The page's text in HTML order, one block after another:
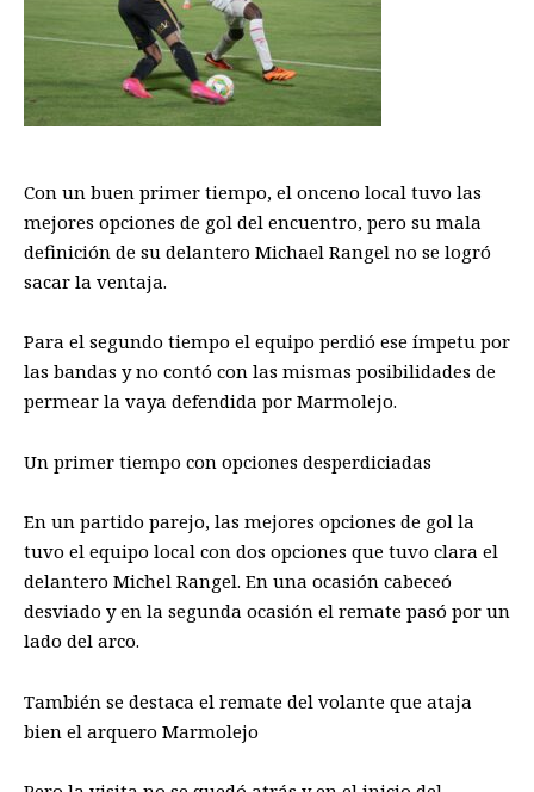
Con un buen primer tiempo, el onceno local tuvo las
mejores opciones de gol del encuentro, pero su mala
definición de su delantero Michael Rangel no se logró
sacar la ventaja.
Para el segundo tiempo el equipo perdió ese ímpetu por
las bandas y no contó con las mismas posibilidades de
permear la vaya defendida por Marmolejo.
Un primer tiempo con opciones desperdiciadas
En un partido parejo, las mejores opciones de gol la
tuvo el equipo local con dos opciones que tuvo clara el
delantero Michel Rangel. En una ocasión cabeceó
desviado y en la segunda ocasión el remate pasó por un
lado del arco.
También se destaca el remate del volante que ataja
bien el arquero Marmolejo